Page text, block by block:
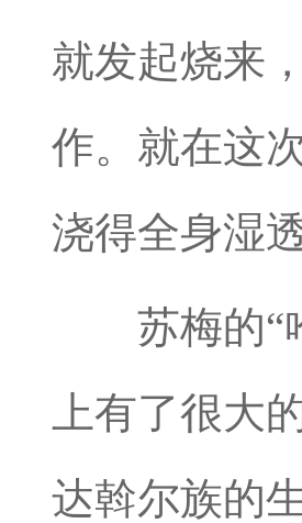
就发起烧来
作。就在这
浇得全身湿
苏梅的“哈
上有了很大
达斡尔族的